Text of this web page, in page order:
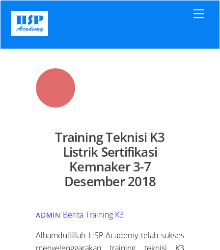
content
Training Teknisi K3
Listrik Sertifikasi
Kemnaker 3-7
Desember 2018
ADMIN Berita Training K3
Alhamdullillah HSP Academy telah sukses